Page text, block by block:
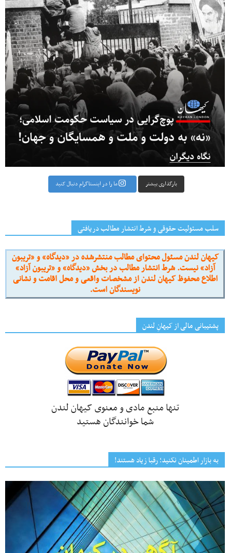
بارگذاری بیشتر ما را در اینستاگرام دنبال کنید
سلب مسئولیت حقوقی و شرط انتشار مطالب دریافتی
کیهان لندن مسئول محتوای مطالب منتشرشده در «دیدگاه» و «تریبون
آزاد» نیست. شرط انتشار مطالب در بخش «دیدگاه» و «تریبون آزاد»
اطلاع محفوظ کیهان لندن از مشخصات واقعی و محل اقامت و نشانی
نویسندگان است.
پشتیبانی مالی از کیهانِ لندن
تنها منبع مادی و معنوی کیهان لندن
شما خوانندگان هستید
به بازار اطمینان نکنید؛ رقبا زیاد هستند!